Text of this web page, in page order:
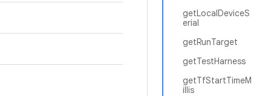
getLocalDeviceS
erial
getRunTarget
getTestHarness
getTfStartTimeM
illis